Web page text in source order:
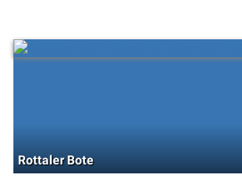
Rottaler Bote